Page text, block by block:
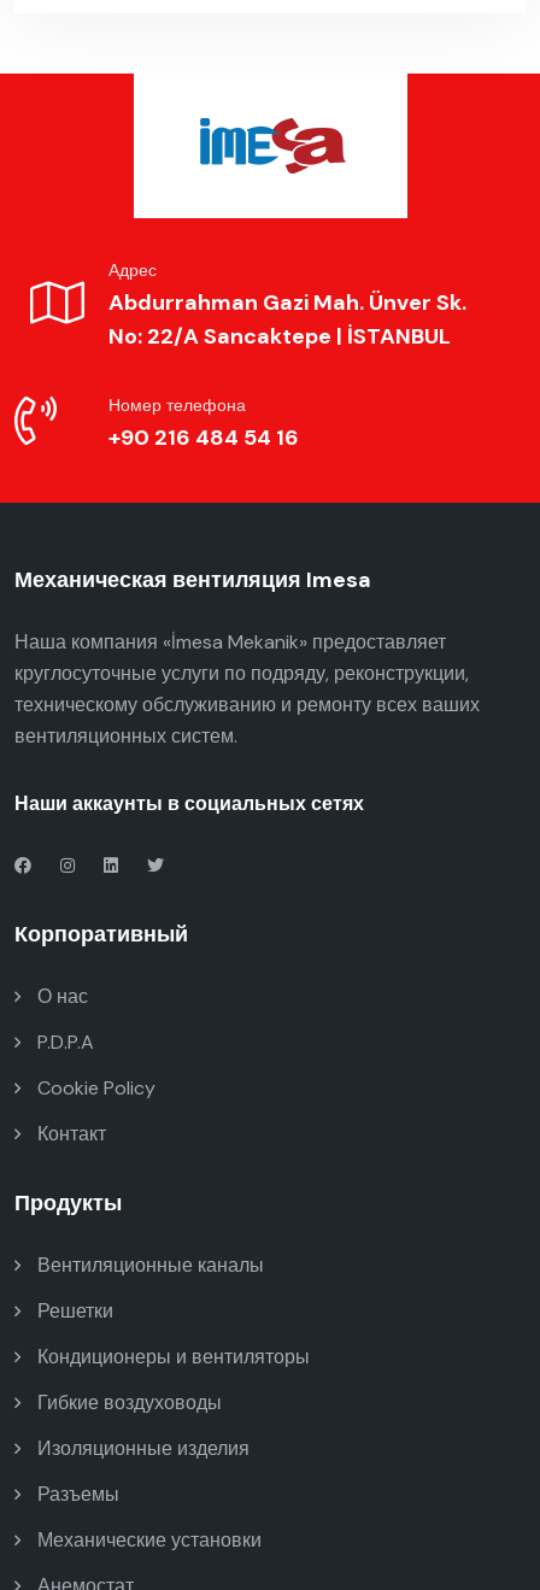
Номер телефона
+90 216 484 54 16
Адрес
Abdurrahman Gazi Mah. Ünver Sk.
No: 22/A Sancaktepe | İSTANBUL
Механическая вентиляция Imesa
Наша компания «İmesa Mekanik» предоставляет
круглосуточные услуги по подряду, реконструкции,
техническому обслуживанию и ремонту всех ваших
вентиляционных систем.
Наши аккаунты в социальных сетях
Корпоративный
О нас
P.D.P.A
Cookie Policy
Контакт
Продукты
Вентиляционные каналы
Решетки
Кондиционеры и вентиляторы
Гибкие воздуховоды
Изоляционные изделия
Разъемы
Механические установки